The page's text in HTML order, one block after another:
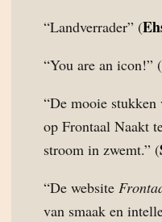
“Landverrader” (
“You are an icon!” (
“De mooie
op Frontaal Naakt
stroom in zwemt.” (
“De website
van smaak en